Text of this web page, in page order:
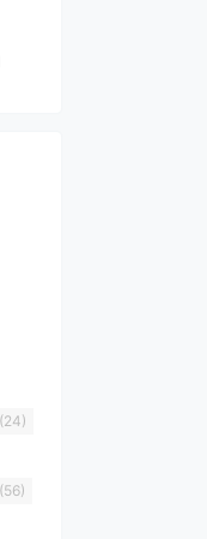
(24)
(56)